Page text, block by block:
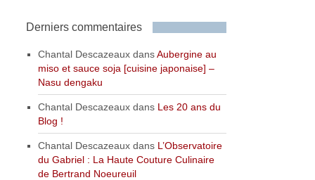
Derniers commentaires
Chantal Descazeaux dansAubergine au
miso et sauce soja [cuisine japonaise] –
Nasu dengaku
Chantal Descazeaux dans Les 20 ans du
Blog !
Chantal Descazeaux dans L’Observatoire
du Gabriel : La Haute Couture Culinaire
de Bertrand Noeureuil